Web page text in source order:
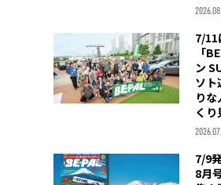
7/11
「
ン
ソト
り
くり
7/9
8月